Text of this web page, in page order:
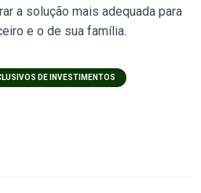
a solução mais adequada para
e o de sua família.
DE INVESTIMENTOS